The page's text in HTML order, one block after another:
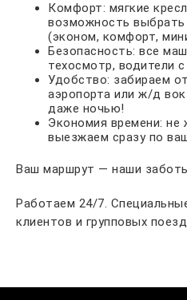
Комфорт: мягкие
возможность
(эконом, комфорт,
Безопасность: все
техосмотр, водители
Удобство: забираем
аэропорта или ж/д
даже ночью!
Экономия времени:
выезжаем сразу по
Ваш маршрут — наши
Работаем 24/7.
клиентов и групповых